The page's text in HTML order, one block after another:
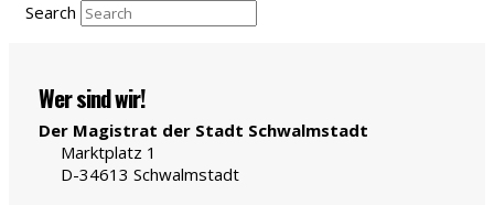
Search
Wer sind wir!
Der Magistrat der Stadt Schwalmstadt
Marktplatz 1
D-34613 Schwalmstadt